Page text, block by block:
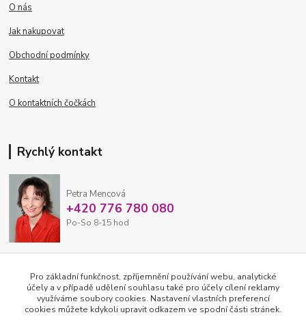
O nás
Jak nakupovat
Obchodní podmínky
Kontakt
O kontaktních čočkách
Rychlý kontakt
Petra Mencová
+420 776 780 080
Po-So 8-15 hod
Pro základní funkčnost, zpříjemnění používání webu, analytické
účely a v případě udělení souhlasu také pro účely cílení reklamy
využíváme soubory cookies. Nastavení vlastních preferencí
cookies můžete kdykoli upravit odkazem ve spodní části stránek.